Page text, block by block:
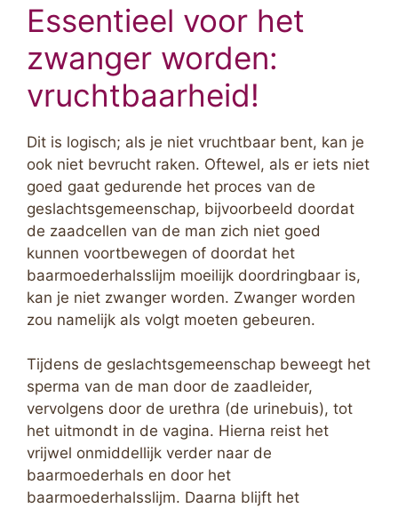
Essentieel voor het
zwanger worden:
vruchtbaarheid!
Dit is logisch; als je niet vruchtbaar bent, kan je
ook niet bevrucht raken. Oftewel, als er iets niet
goed gaat gedurende het proces van de
geslachtsgemeenschap, bijvoorbeeld doordat
de zaadcellen van de man zich niet goed
kunnen voortbewegen of doordat het
baarmoederhalsslijm moeilijk doordringbaar is,
kan je niet zwanger worden. Zwanger worden
zou namelijk als volgt moeten gebeuren.
Tijdens de geslachtsgemeenschap beweegt het
sperma van de man door de zaadleider,
vervolgens door de urethra (de urinebuis), tot
het uitmondt in de vagina. Hierna reist het
vrijwel onmiddellijk verder naar de
baarmoederhals en door het
baarmoederhalsslijm. Daarna blijft het